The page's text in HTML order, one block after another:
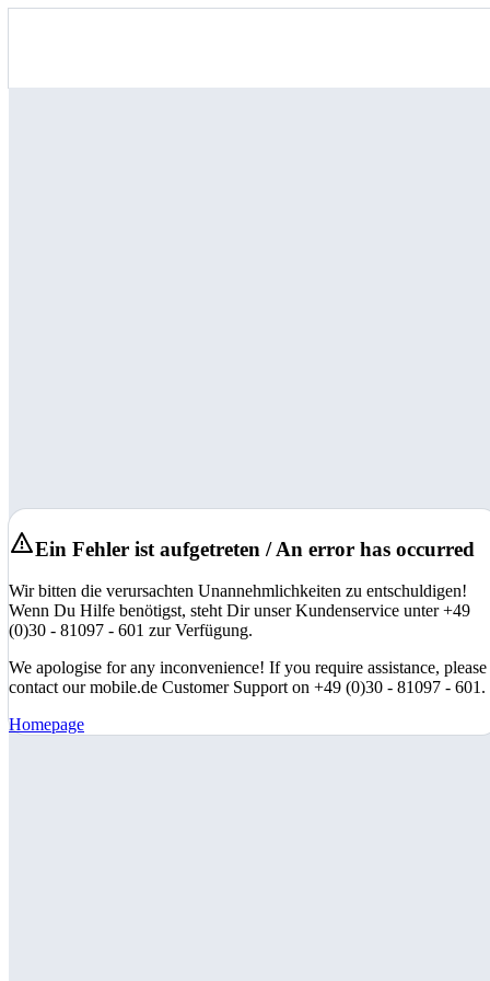
Ein Fehler ist aufgetreten / An error has occurred
Wir bitten die verursachten Unannehmlichkeiten zu entschuldigen!
Wenn Du Hilfe benötigst, steht Dir unser Kundenservice unter +49
(0)30 - 81097 - 601 zur Verfügung.
We apologise for any inconvenience! If you require assistance, please
contact our mobile.de Customer Support on +49 (0)30 - 81097 - 601.
Homepage